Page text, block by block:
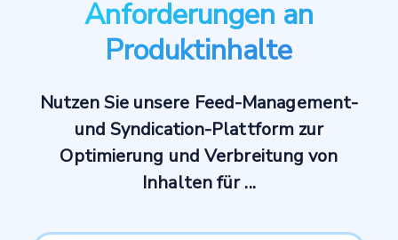
Anforderungen an
Produktinhalte
Nutzen Sie unsere Feed-Management-
und Syndication-Plattform zur
Optimierung und Verbreitung von
Inhalten für ...